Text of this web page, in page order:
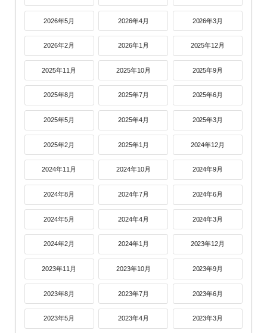
2026年5月 2026年4月 2026年3月
2026年2月 2026年1月 2025年12月
2025年11月 2025年10月 2025年9月
2025年8月 2025年7月 2025年6月
2025年5月 2025年4月 2025年3月
2025年2月 2025年1月 2024年12月
2024年11月 2024年10月 2024年9月
2024年8月 2024年7月 2024年6月
2024年5月 2024年4月 2024年3月
2024年2月 2024年1月 2023年12月
2023年11月 2023年10月 2023年9月
2023年8月 2023年7月 2023年6月
2023年5月 2023年4月 2023年3月